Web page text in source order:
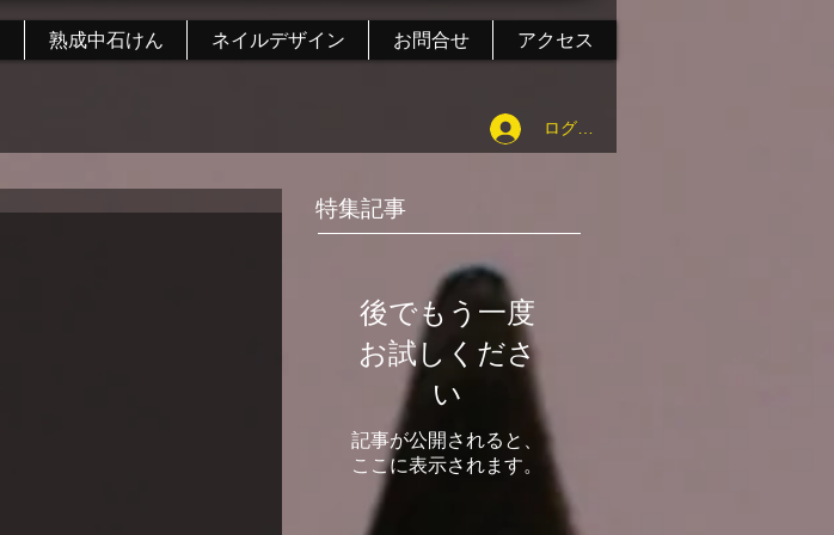
熟成中石けん ネイルデザイン お問合せ アクセス
ログイン
特集記事
後でもう一度
お試しくださ
い
記事が公開されると、
ここに表示されます。